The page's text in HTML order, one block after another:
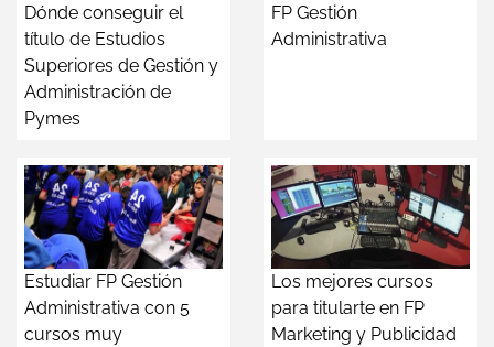
Dónde conseguir el
título de Estudios
Superiores de Gestión y
Administración de
Pymes
FP Gestión
Administrativa
Estudiar FP Gestión
Administrativa con 5
cursos muy
Los mejores cursos
para titularte en FP
Marketing y Publicidad